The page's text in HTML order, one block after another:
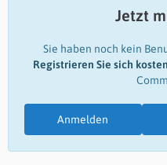
Jetzt
Sie haben noch kein
Registrieren Sie sich
Anmelden